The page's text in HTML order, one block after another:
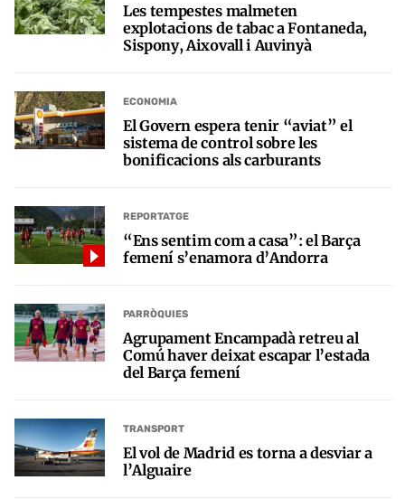
Les tempestes malmeten
explotacions de tabac a Fontaneda,
Sispony, Aixovall i Auvinyà
ECONOMIA
El Govern espera tenir “aviat” el
sistema de control sobre les
bonificacions als carburants
REPORTATGE
“Ens sentim com a casa”: el Barça
femení s’enamora d’Andorra
PARRÒQUIES
Agrupament Encampadà retreu al
Comú haver deixat escapar l’estada
del Barça femení
TRANSPORT
El vol de Madrid es torna a desviar a
l’Alguaire